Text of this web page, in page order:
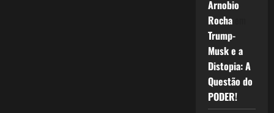
Arnobio
Rochaem
Trump-
Musk e a
Distopia: A
Questão do
PODER!